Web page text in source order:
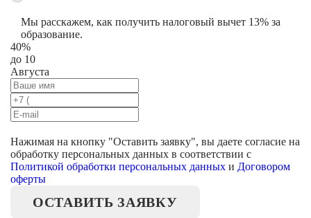
Мы расскажем, как получить налоговый вычет 13% за
образование.
40%
до 10
Августа
Нажимая на кнопку "Оставить заявку", вы даете согласие на
обработку персональных данных в соответствии с
Политикой обработки персональных данных и Договором
оферты
ОСТАВИТЬ ЗАЯВКУ